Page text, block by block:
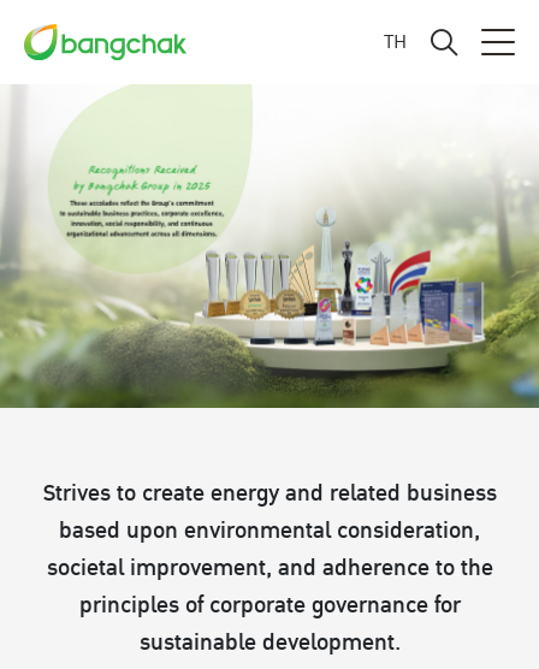
TH
Strives to create energy and related business
based upon environmental consideration,
societal improvement, and adherence to the
principles of corporate governance for
sustainable development.